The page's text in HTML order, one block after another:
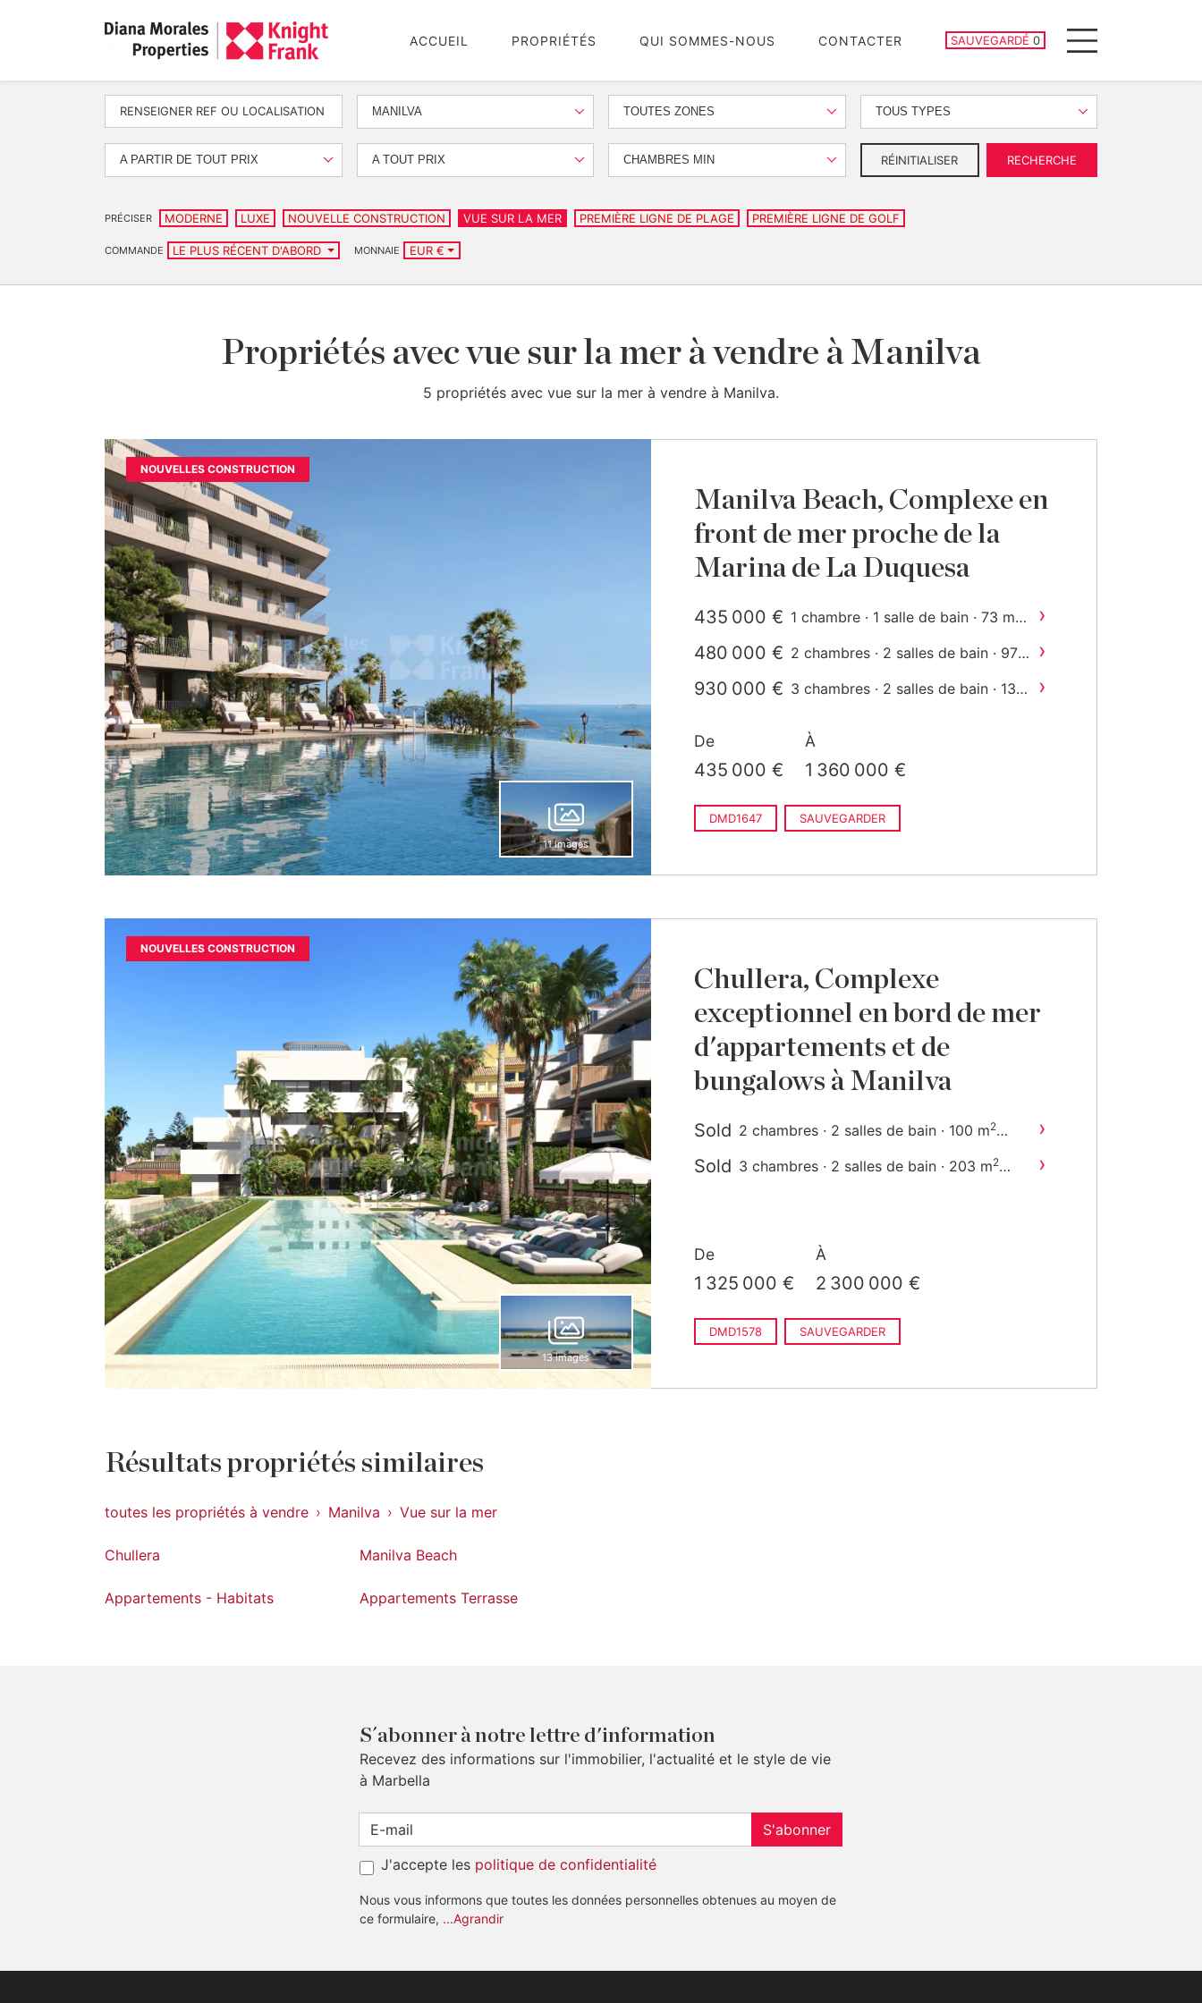
ACCUEIL PROPRIÉTÉS QUI SOMMES-NOUS CONTACTER SAUVEGARDÉ 0
PROPRIÉTÉS SAUVEGARDÉES
Menu
MANILVA TOUTES ZONES TOUS TYPES
A PARTIR DE TOUT PRIX A TOUT PRIX CHAMBRES MIN RÉINITIALISER RECHERCHE
PRÉCISER MODERNE LUXE NOUVELLE CONSTRUCTION VUE SUR LA MER PREMIÈRE LIGNE DE PLAGE PREMIÈRE LIGNE DE GOLF
COMMANDE LE PLUS RÉCENT D'ABORD MONNAIE EUR €
Propriétés avec vue sur la mer à vendre à Manilva
5 propriétés avec vue sur la mer à vendre à Manilva.
NOUVELLES CONSTRUCTION
11 images
Manilva Beach, Complexe en
front de mer proche de la
Marina de La Duquesa
435 000 € 1 chambre · 1 salle de bain · 73 m ›
480 000 € 2 chambres · 2 salles de bain · 97
›
930 000 € 3 chambres · 2 salles de bain · 134
›
187 m
De
435 000 €
À
1 360 000 €
DMD1647 SAUVEGARDER
NOUVELLES CONSTRUCTION
13 images
Chullera, Complexe
exceptionnel en bord de mer
d'appartements et de
bungalows à Manilva
Sold 2 chambres · 2 salles de bain · 100 m2 ›
Sold 3 chambres · 2 salles de bain · 203 m2 ›
De
1 325 000 €
À
2 300 000 €
DMD1578 SAUVEGARDER
Résultats propriétés similaires
toutes les propriétés à vendre Manilva Vue sur la mer
Chullera Manilva Beach
Appartements - Habitats Appartements Terrasse
S´abonner à notre lettre d'information
Recevez des informations sur l'immobilier, l'actualité et le style de vie
à Marbella
S'abonner
J'accepte les politique de confidentialité
Nous vous informons que toutes les données personnelles obtenues au moyen de
ce formulaire, ...Agrandir